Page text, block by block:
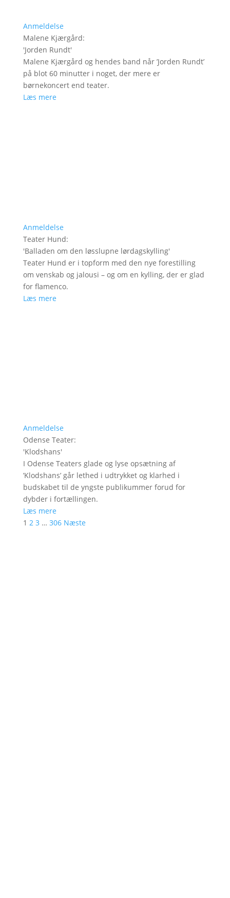
Anmeldelse
Malene Kjærgård:
'Jorden Rundt'
Malene Kjærgård og hendes band når ’Jorden Rundt’
på blot 60 minutter i noget, der mere er
børnekoncert end teater.
Læs mere
Anmeldelse
Teater Hund:
'Balladen om den løsslupne lørdagskylling'
Teater Hund er i topform med den nye forestilling
om venskab og jalousi – og om en kylling, der er glad
for flamenco.
Læs mere
Anmeldelse
Odense Teater:
'Klodshans'
I Odense Teaters glade og lyse opsætning af
’Klodshans’ går lethed i udtrykket og klarhed i
budskabet til de yngste publikummer forud for
dybder i fortællingen.
Læs mere
1 2 3 … 306 Næste